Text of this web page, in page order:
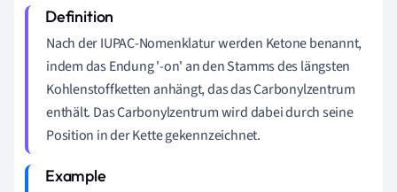
Nach der IUPAC-Nomenklatur werden Ketone benannt,
indem das Endung '-on' an den Stamms des längsten
Kohlenstoffketten anhängt, das das Carbonylzentrum
enthält. Das Carbonylzentrum wird dabei durch seine
Position in der Kette gekennzeichnet.